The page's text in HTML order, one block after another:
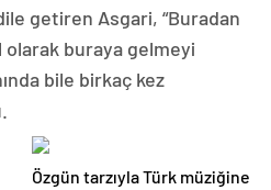
getiren Asgari, “Buradan
buraya gelmeyi
bile birkaç kez
Özgün tarzıyla Türk müziğine